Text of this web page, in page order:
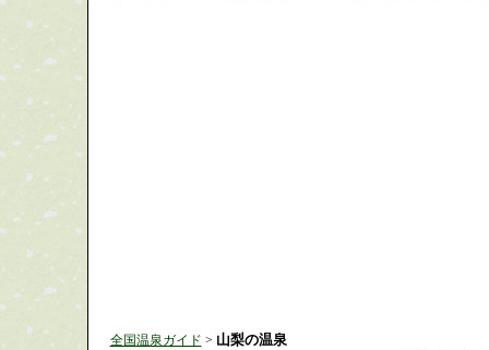
全国温泉ガイド > 山梨の温泉